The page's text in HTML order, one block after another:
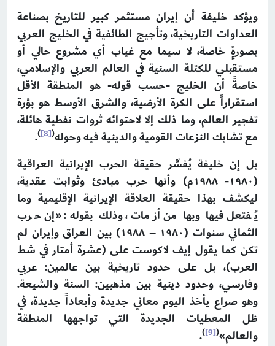
ويؤكد خليفة أن إيران مستثمر كبير للتاريخ بصناعة
العداوات التاريخية، وتأجيج الطائفية في الخليج العربي
بصورةٍ خاصة، لا سيما مع غياب أي مشروع حالي أو
مستقبلي للكتلة السنية في العالم العربي والإسلامي،
خاصةً أن الخليج -حسب قوله- هو المنطقة الأقل
استقراراً على الكرة الأرضية، والشرق الأوسط هو بؤرة
تفجير العالم، وما ذلك إلا لاحتوائه ثروات نفطية هائلة،
مع تشابك النزعات القومية والدينية فيه وحوله(
[8]
)
.
بل إن خليفة يُفسِّر حقيقة الحرب الإيرانية العراقية
(۱۹۸۰- ۱۹۸۸م) وأنها حرب مبادئ وثوابت عقدية،
ليكشف بهذا حقيقة العلاقة الإيرانية الإقليمية وما
يُفتعل فيها وبها من أزمات، وذلك بقوله: «إن حرب
الثماني سنوات (۱۹۸۰ – ۱۹۸۸) بين العراق وإيران لم
تكن كما يقول إيف لاكوست على (عشرة أمتار في شط
العرب)، بل على حدود تاريخية بين عالمين: عربي
وفارسي، وحدود دينية بين مذهبين: السنة والشيعة.
وهو صراع يأخذ اليوم معاني جديدة وأبعاداً جديدة، في
ظل المعطيات الجديدة التي تواجهها المنطقة
والعالم»(
[9]
)
.